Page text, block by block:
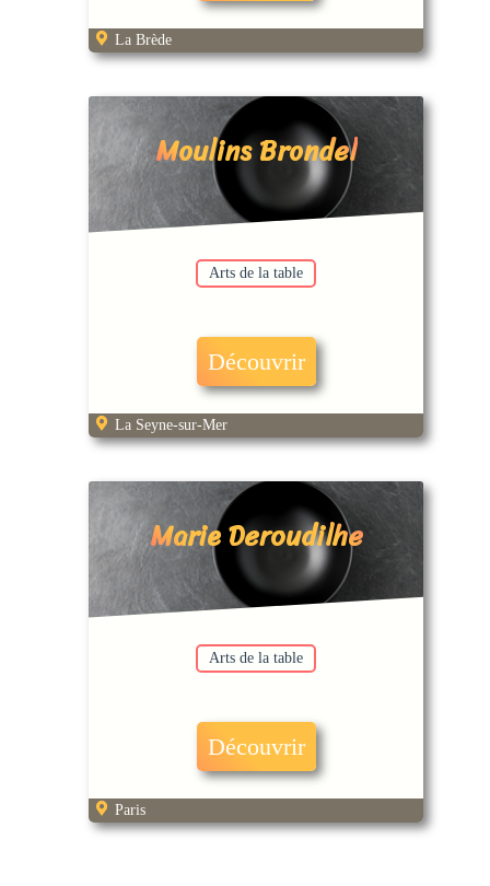
La Brède
Moulins Brondel
Arts de la table
Découvrir
La Seyne-sur-Mer
Marie Deroudilhe
Arts de la table
Découvrir
Paris